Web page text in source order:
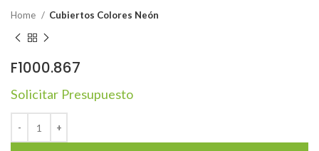
Home Cubiertos Colores Neón
F1000.867
Solicitar Presupuesto